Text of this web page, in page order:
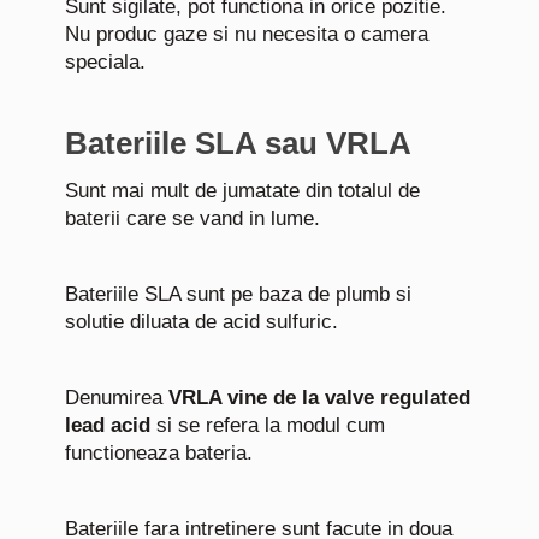
Sunt sigilate, pot functiona in orice pozitie.
Nu produc gaze si nu necesita o camera
speciala.
Bateriile SLA sau VRLA
Sunt mai mult de jumatate din totalul de
baterii care se vand in lume.
Bateriile SLA sunt pe baza de plumb si
solutie diluata de acid sulfuric.
Denumirea VRLA vine de la valve regulated
lead acid si se refera la modul cum
functioneaza bateria.
Bateriile fara intretinere sunt facute in doua